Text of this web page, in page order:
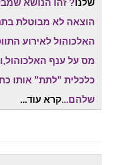
שלנו? זהו הנושא
הוצאה לא מבוטלת
האלכוהול לאירוע
מס על ענף
כלכלית "לתת" אותו
שלהם...קרא עוד...